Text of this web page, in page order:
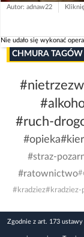
Autor: adnaw22
Nie udało się wykonać
CHMURA TAGÓW
#ruch-
#opieka
#straz-
#ratownictwo
#kradziez#kradziez-
Zgodnie z art. 173